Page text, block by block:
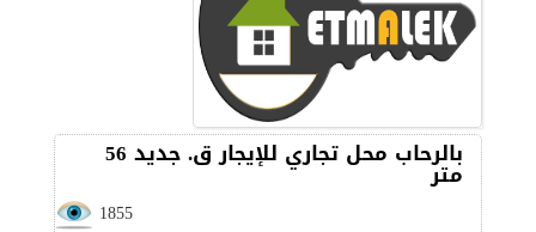
بالرحاب محل تجاري للإيجار ق. جديد 56
متر
1855